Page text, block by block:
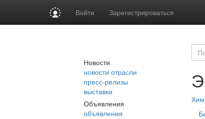
Войти Зарегистрироваться
Новости
новости отрасли
пресс-релизы
выставки
Объявления
объявления